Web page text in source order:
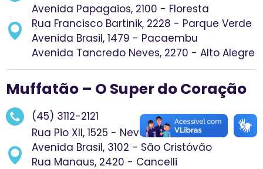
Avenida Papagaios, 2100 - Floresta
Rua Francisco Bartinik, 2228 - Parque Verde
Avenida Brasil, 1479 - Pacaembu
Avenida Tancredo Neves, 2270 - Alto Alegre
Muffatão – O Super do Coração
(45) 3112-2121
Rua Pio XII, 1525 - Neva
Avenida Brasil, 3102 - São Cristóvão
Rua Manaus, 2420 - Cancelli